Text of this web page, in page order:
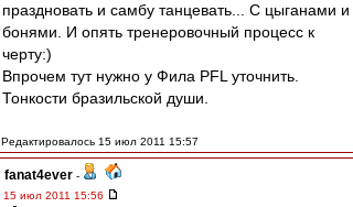
праздновать и самбу танцевать... С цыганами и
бонями. И опять тренеровочный процесс к
черту:)
Впрочем тут нужно у Фила PFL уточнить.
Тонкости бразильской души.
Редактировалось 15 июл 2011 15:57
fanat4ever -
15 июл 2011 15:56